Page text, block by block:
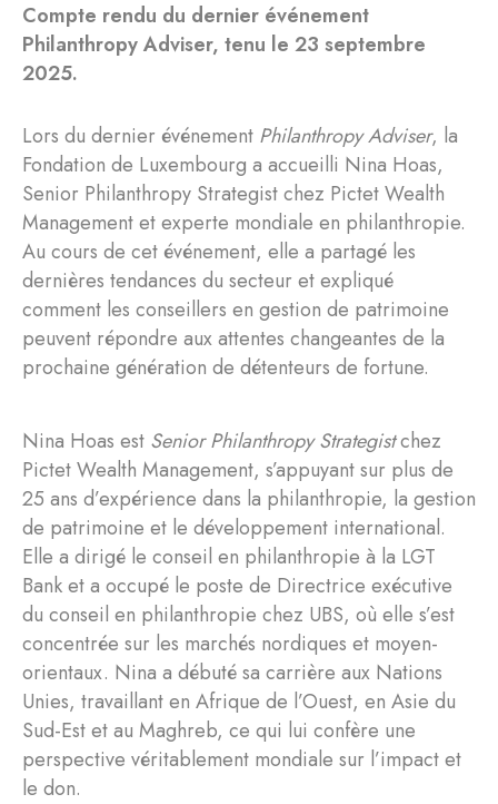
Compte rendu du dernier événement
Philanthropy Adviser, tenu le 23 septembre
2025.
Lors du dernier événement Philanthropy Adviser, la
Fondation de Luxembourg a accueilli Nina Hoas,
Senior Philanthropy Strategist chez Pictet Wealth
Management et experte mondiale en philanthropie.
Au cours de cet événement, elle a partagé les
dernières tendances du secteur et expliqué
comment les conseillers en gestion de patrimoine
peuvent répondre aux attentes changeantes de la
prochaine génération de détenteurs de fortune.
Nina Hoas est Senior Philanthropy Strategistchez
Pictet Wealth Management, s’appuyant sur plus de
25 ans d’expérience dans la philanthropie, la gestion
de patrimoine et le développement international.
Elle a dirigé le conseil en philanthropie à la LGT
Bank et a occupé le poste de Directrice exécutive
du conseil en philanthropie chez UBS, où elle s’est
concentrée sur les marchés nordiques et moyen-
orientaux. Nina a débuté sa carrière aux Nations
Unies, travaillant en Afrique de l’Ouest, en Asie du
Sud-Est et au Maghreb, ce qui lui confère une
perspective véritablement mondiale sur l’impact et
le don.